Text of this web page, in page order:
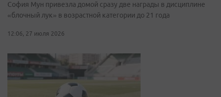
София Мун привезла домой сразу две награды в дисциплине
«блочный лук» в возрастной категории до 21 года
12:06, 27 июля 2026